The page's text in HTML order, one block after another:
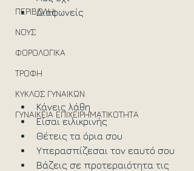
ΠΕΡΙΒΟΛΗ
ΝΟΥΣ
ΦΟΡΟΛΟΓΙΚΑ
ΤΡΟΦΗ
ΚΥΚΛΟΣ ΓΥΝΑΙΚΩΝ
ΓΥΝΑΙΚΕΙΑ ΕΠΙΧΕΙΡΗΜΑΤΙΚΟΤΗΤΑ
Διαφωνείς
Κάνεις λάθη
Είσαι ειλικρινής
Θέτεις τα όρια σου
Υπερασπίζεσαι τον εαυτό σου
Βάζεις σε προτεραιότητα τις